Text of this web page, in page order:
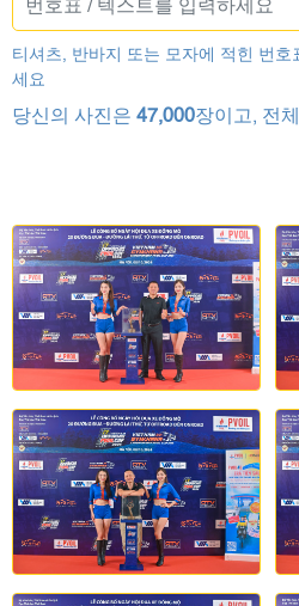
티셔츠, 반바지 또는 모자에 적힌 번
세요
당신의 사진은 47,000장이고, 전